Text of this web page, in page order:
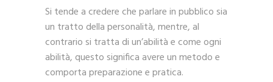
Si tende a credere che parlare in pubblico sia
un tratto della personalità, mentre, al
contrario si tratta di un’abilità e come ogni
abilità, questo significa avere un metodo e
comporta preparazione e pratica.